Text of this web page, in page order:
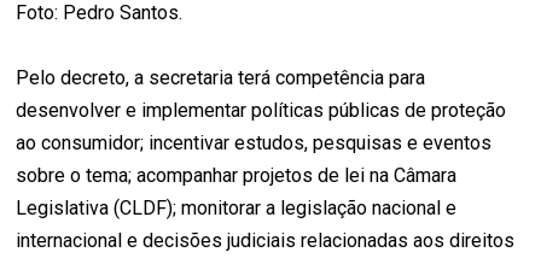
Foto: Pedro Santos.
Pelo decreto, a secretaria terá competência para
desenvolver e implementar políticas públicas de proteção
ao consumidor; incentivar estudos, pesquisas e eventos
sobre o tema; acompanhar projetos de lei na Câmara
Legislativa (CLDF); monitorar a legislação nacional e
internacional e decisões judiciais relacionadas aos direitos